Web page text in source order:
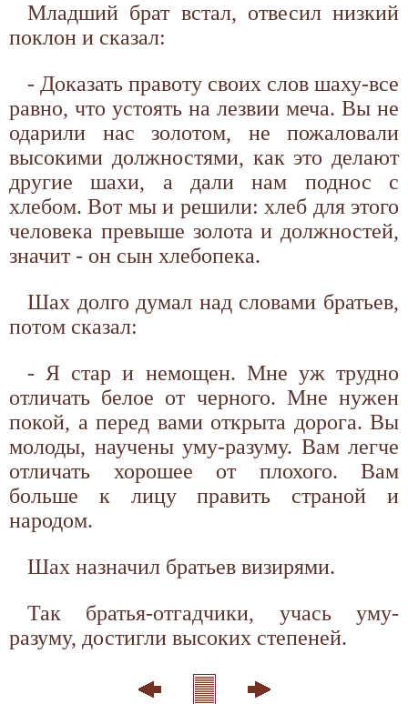
Младший брат встал, отвесил низкий
поклон и сказал:
- Доказать правоту своих слов шаху-все
равно, что устоять на лезвии меча. Вы не
одарили нас золотом, не пожаловали
высокими должностями, как это делают
другие шахи, а дали нам поднос с
хлебом. Вот мы и решили: хлеб для этого
человека превыше золота и должностей,
значит - он сын хлебопека.
Шах долго думал над словами братьев,
потом сказал:
- Я стар и немощен. Мне уж трудно
отличать белое от черного. Мне нужен
покой, а перед вами открыта дорога. Вы
молоды, научены уму-разуму. Вам легче
отличать хорошее от плохого. Вам
больше к лицу править страной и
народом.
Шах назначил братьев визирями.
Так братья-отгадчики, учась уму-
разуму, достигли высоких степеней.